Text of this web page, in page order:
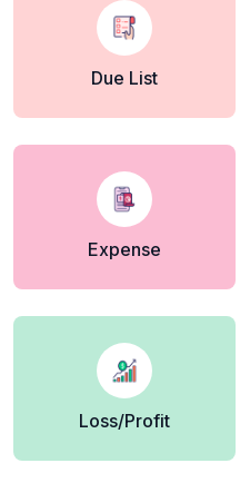
Due List
Expense
Loss/Profit